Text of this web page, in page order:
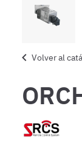
Volver al